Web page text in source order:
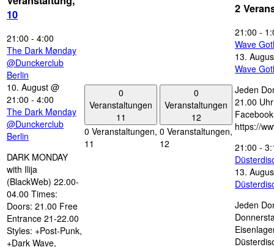
10
21:00 - 4:00
The Dark Mønday
@Dunckerclub
Berlin
10. August @
21:00 - 4:00
The Dark Mønday
@Dunckerclub
Berlin
DARK MONDAY
with Ilija
(BlackWeb) 22.00-
04.00 Times:
Doors: 21.00 Free
Entrance 21-22.00
Styles: +Post-Punk,
+Dark Wave,
0
Veranstaltungen
11
0 Veranstaltungen,
11
0
Veranstaltungen
12
0 Veranstaltungen,
12
2
21:00 -
Wave
13.
Wave
Jeden
21.00
https://
21:00 -
13.
Jeden